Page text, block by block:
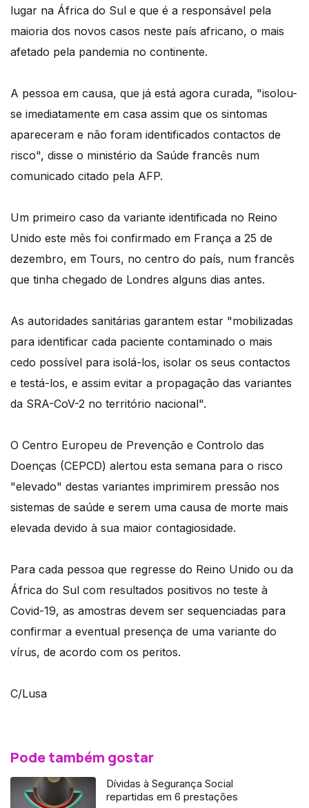
lugar na África do Sul e que é a responsável pela
maioria dos novos casos neste país africano, o mais
afetado pela pandemia no continente.
A pessoa em causa, que já está agora curada, "isolou-
se imediatamente em casa assim que os sintomas
apareceram e não foram identificados contactos de
risco", disse o ministério da Saúde francês num
comunicado citado pela AFP.
Um primeiro caso da variante identificada no Reino
Unido este mês foi confirmado em França a 25 de
dezembro, em Tours, no centro do país, num francês
que tinha chegado de Londres alguns dias antes.
As autoridades sanitárias garantem estar "mobilizadas
para identificar cada paciente contaminado o mais
cedo possível para isolá-los, isolar os seus contactos
e testá-los, e assim evitar a propagação das variantes
da SRA-CoV-2 no território nacional".
O Centro Europeu de Prevenção e Controlo das
Doenças (CEPCD) alertou esta semana para o risco
"elevado" destas variantes imprimirem pressão nos
sistemas de saúde e serem uma causa de morte mais
elevada devido à sua maior contagiosidade.
Para cada pessoa que regresse do Reino Unido ou da
África do Sul com resultados positivos no teste à
Covid-19, as amostras devem ser sequenciadas para
confirmar a eventual presença de uma variante do
vírus, de acordo com os peritos.
C/Lusa
Pode também gostar
Dívidas à Segurança Social
repartidas em 6 prestações